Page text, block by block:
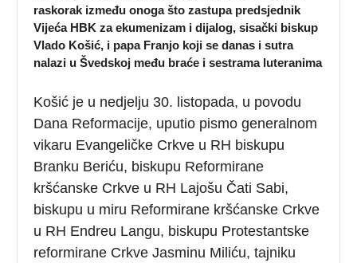
raskorak između onoga što zastupa predsjednik
Vijeća HBK za ekumenizam i dijalog, sisački biskup
Vlado Košić, i papa Franjo koji se danas i sutra
nalazi u Švedskoj među braće i sestrama luteranima
Košić je u nedjelju 30. listopada, u povodu
Dana Reformacije, uputio pismo generalnom
vikaru Evangeličke Crkve u RH biskupu
Branku Beriću, biskupu Reformirane
kršćanske Crkve u RH Lajošu Čati Sabi,
biskupu u miru Reformirane kršćanske Crkve
u RH Endreu Langu, biskupu Protestantske
reformirane Crkve Jasminu Miliću, tajniku